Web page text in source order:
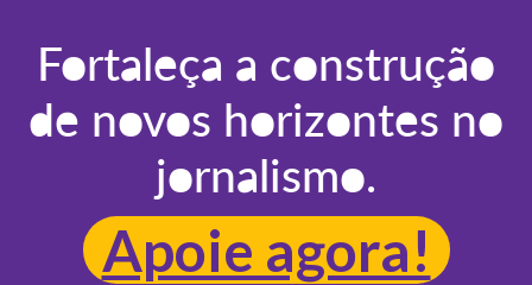
Fortaleça a construção
de novos horizontes no
jornalismo.
Apoie agora!